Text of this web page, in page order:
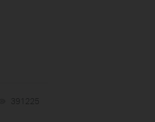
391225